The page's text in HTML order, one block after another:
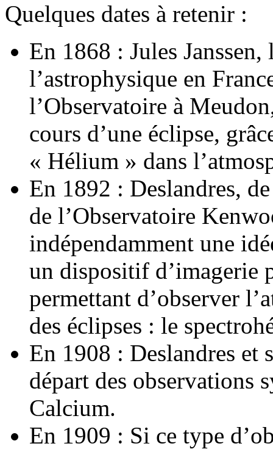
Quelques dates à retenir :
En 1868 : Jules
l’astrophysique en
l’Observatoire à
cours d’une éclipse,
« Hélium » dans
En 1892 : Deslandres,
de l’Observatoire
indépendamment une
un dispositif d’imagerie
permettant d’observer
des éclipses : le
En 1908 : Deslandres et
départ des observations
Calcium.
En 1909 : Si ce type